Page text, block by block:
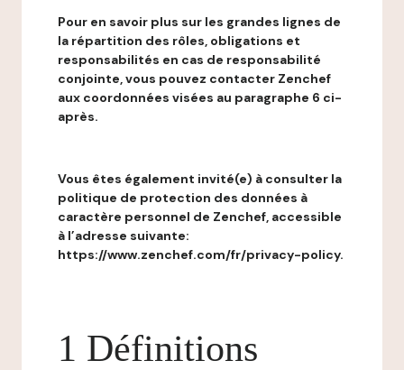
Pour en savoir plus sur les grandes lignes de
la répartition des rôles, obligations et
responsabilités en cas de responsabilité
conjointe, vous pouvez contacter Zenchef
aux coordonnées visées au paragraphe 6 ci-
après.
Vous êtes également invité(e) à consulter la
politique de protection des données à
caractère personnel de Zenchef, accessible
à l’adresse suivante:
https://www.zenchef.com/fr/privacy-policy.
1 Définitions